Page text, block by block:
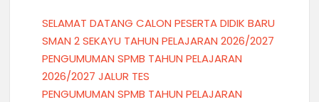
SELAMAT DATANG CALON PESERTA DIDIK BARU
SMAN 2 SEKAYU TAHUN PELAJARAN 2026/2027
PENGUMUMAN SPMB TAHUN PELAJARAN
2026/2027 JALUR TES
PENGUMUMAN SPMB TAHUN PELAJARAN